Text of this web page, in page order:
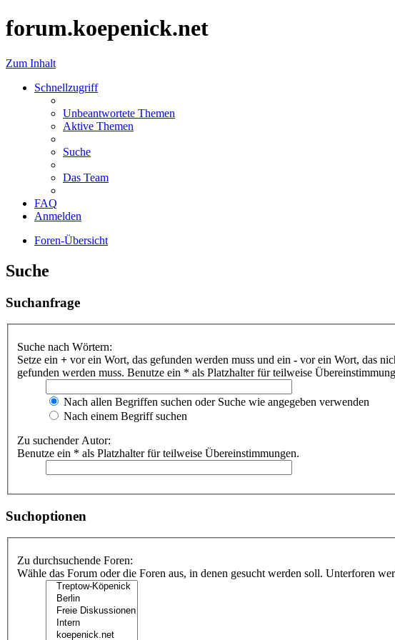
forum.koepenick.net
Zum Inhalt
Schnellzugriff
Unbeantwortete Themen
Aktive Themen
Suche
Das Team
FAQ
Anmelden
Foren-Übersicht
Suche
Suchanfrage
Suche nach Wörtern:
Setze ein + vor ein Wort, das gefunden werden muss und ein - vor ein Wort, das
gefunden werden muss. Benutze ein * als Platzhalter für teilweise
Nach allen Begriffen suchen oder Suche wie angegeben verwenden
Nach einem Begriff suchen
Zu suchender Autor:
Benutze ein * als Platzhalter für teilweise Übereinstimmungen.
Suchoptionen
Zu durchsuchende Foren:
Wähle das Forum oder die Foren aus, in denen gesucht werden soll. Unterforen